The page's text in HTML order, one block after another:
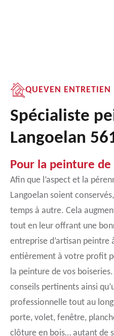
QUEVEN ENTRETIEN
Spécialiste
Langoelan
Pour la peinture de
Afin que l’aspect et la
Langoelan soient
temps à autre. Cela
tout en leur offrant une
entreprise d’artisan peintre
entièrement à votre profit
la peinture de vos
conseils pertinents ainsi
professionnelle tout au
porte, volet, fenêtre,
clôture en bois… autant de